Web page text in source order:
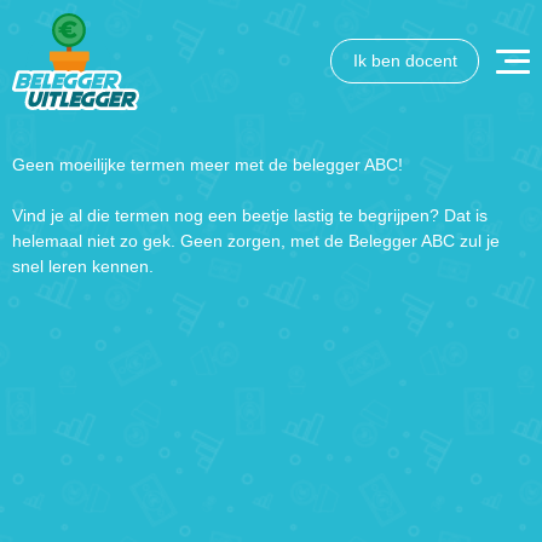
Ik ben docent
Geen moeilijke termen meer met de belegger ABC!
Vind je al die termen nog een beetje lastig te begrijpen? Dat is
helemaal niet zo gek. Geen zorgen, met de Belegger ABC zul je
snel leren kennen.
Wat wil je opzoeken?
hebben? We helpen je graag een handje.
Zoek
naar:
Zoekknop